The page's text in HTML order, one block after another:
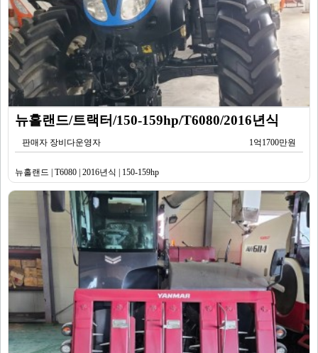
뉴홀랜드/트랙터/150-159hp/T6080/2016년식
판매자 장비다운영자 1억1700만원
뉴홀랜드 | T6080 | 2016년식 | 150-159hp